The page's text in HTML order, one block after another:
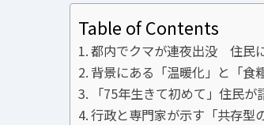
Table of Contents
都内でクマが連夜出没 住民
背景にある「温暖化」と「食
「75年生きて初めて」住民が
行政と専門家が示す「共存型